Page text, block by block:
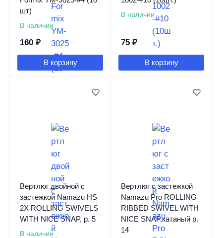
шт)
В наличии
160 ₽
В корзину
В наличии
75 ₽
В корзину
Вертлюг двойной с
застежкой Namazu HS
2X ROLLING SWIVELS
WITH NICE SNAP, р. 5
В наличии
Вертлюг с застежкой
Namazu Pro ROLLING
RIBBED SWIVEL WITH
NICE SNAP,катаный р.
14